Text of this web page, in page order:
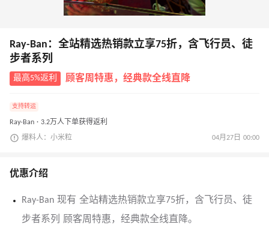
Ray-Ban：全站精选热销款立享75折，含飞行员、徒
步者系列
最高5%返利 顾客周特惠，经典款全线直降
支持转运
Ray-Ban · 3.2万人下单获得返利
爆料人：小米粒 04月27日 00:00
优惠介绍
Ray-Ban 现有 全站精选热销款立享75折，含飞行员、徒
步者系列 顾客周特惠，经典款全线直降。